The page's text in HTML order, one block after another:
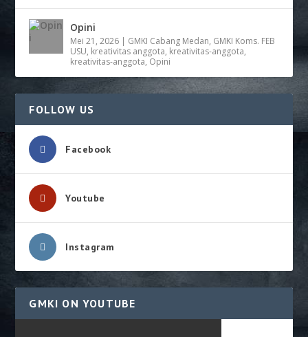
Opini
Mei 21, 2026 | GMKI Cabang Medan, GMKI Koms. FEB
USU, kreativitas anggota, kreativitas-anggota,
kreativitas-anggota, Opini
FOLLOW US
Facebook
Youtube
Instagram
GMKI ON YOUTUBE